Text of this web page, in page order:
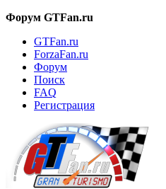
Форум GTFan.ru
GTFan.ru
ForzaFan.ru
Форум
Поиск
FAQ
Регистрация